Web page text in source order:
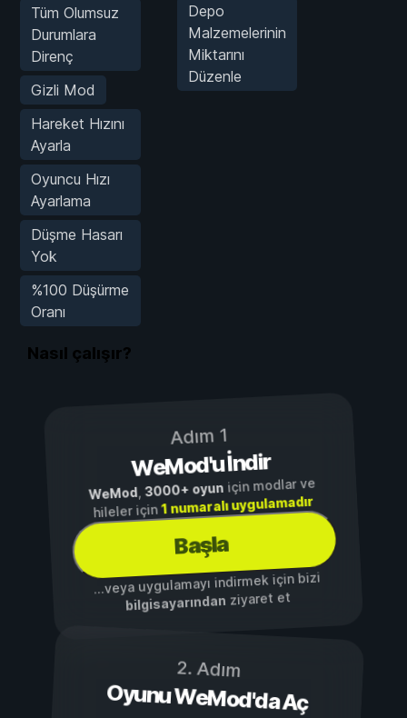
Tüm Olumsuz
Durumlara
Direnç
Gizli Mod
Hareket Hızını
Ayarla
Oyuncu Hızı
Ayarlama
Düşme Hasarı
Yok
%100 Düşürme
Oranı
Depo
Malzemelerinin
Miktarını
Düzenle
Nasıl çalışır?
Adım 1
WeMod'u İndir
WeMod,3000+ oyuniçin modlar ve
hileler için1 numaralı uygulamadır
Başla
...veya uygulamayı indirmek için bizi
bilgisayarından ziyaret et
2. Adım
Oyunu WeMod'da Aç